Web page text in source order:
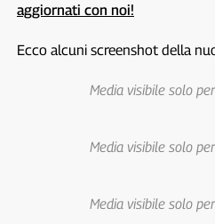
aggiornati con noi!
Ecco alcuni screenshot della
Media visibile solo
Media visibile solo
Media visibile solo